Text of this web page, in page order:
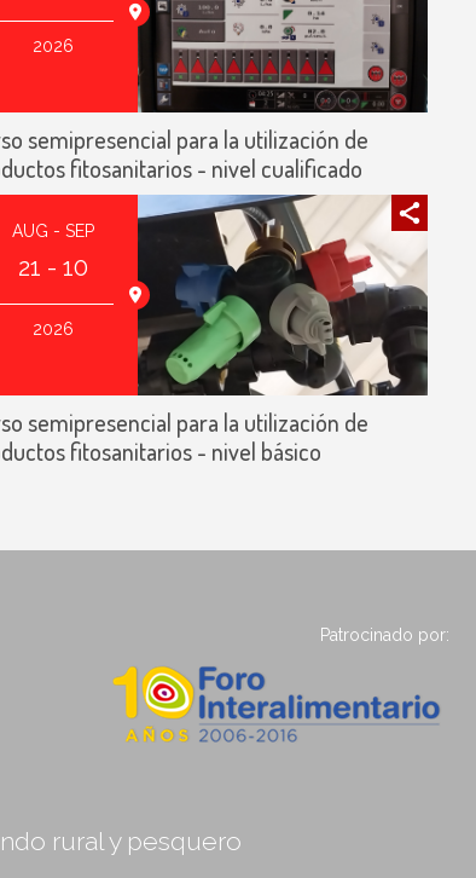
2026
semipresencial para la utilización de
fitosanitarios - nivel cualificado
AUG - SEP
21 - 10
2026
semipresencial para la utilización de
fitosanitarios - nivel básico
Patrocinado por:
rural y pesquero